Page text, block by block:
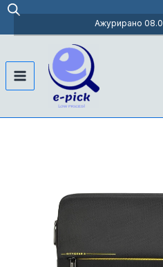
Skip
content
Ажурирано
Main